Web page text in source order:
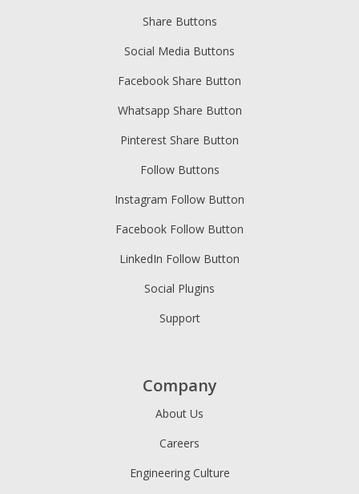
Share Buttons
Social Media Buttons
Facebook Share Button
Whatsapp Share Button
Pinterest Share Button
Follow Buttons
Instagram Follow Button
Facebook Follow Button
LinkedIn Follow Button
Social Plugins
Support
Company
About Us
Careers
Engineering Culture